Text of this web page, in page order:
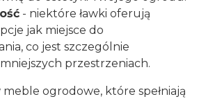
- niektóre ławki oferują
jak miejsce do
co jest szczególnie
przestrzeniach.
meble ogrodowe, które spełniają